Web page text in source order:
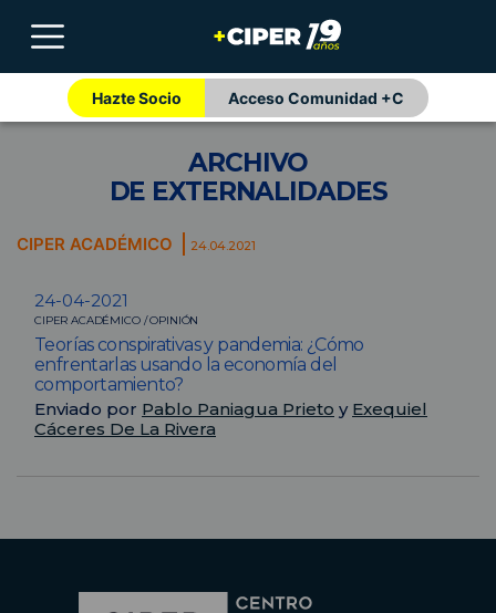
Hazte Socio Acceso Comunidad +C
ARCHIVO
DE EXTERNALIDADES
CIPER ACADÉMICO 24.04.2021
24-04-2021
CIPER ACADÉMICO / OPINIÓN
Teorías conspirativas y pandemia: ¿Cómo
enfrentarlas usando la economía del
comportamiento?
Enviado por Pablo Paniagua Prieto y Exequiel
Cáceres De La Rivera